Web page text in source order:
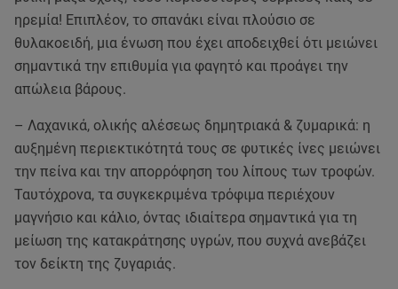
ηρεμία! Επιπλέον, το σπανάκι είναι πλούσιο σε
θυλακοειδή, μια ένωση που έχει αποδειχθεί ότι μειώνει
σημαντικά την επιθυμία για φαγητό και προάγει την
απώλεια βάρους.
– Λαχανικά, ολικής αλέσεως δημητριακά & ζυμαρικά: η
αυξημένη περιεκτικότητά τους σε φυτικές ίνες μειώνει
την πείνα και την απορρόφηση του λίπους των τροφών.
Ταυτόχρονα, τα συγκεκριμένα τρόφιμα περιέχουν
μαγνήσιο και κάλιο, όντας ιδιαίτερα σημαντικά για τη
μείωση της κατακράτησης υγρών, που συχνά ανεβάζει
τον δείκτη της ζυγαριάς.